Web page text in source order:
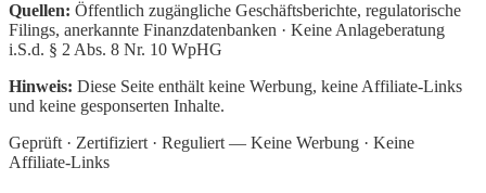
Quellen: Öffentlich zugängliche Geschäftsberichte, regulatorische
Filings, anerkannte Finanzdatenbanken · Keine Anlageberatung
i.S.d. § 2 Abs. 8 Nr. 10 WpHG
Hinweis: Diese Seite enthält keine Werbung, keine Affiliate-Links
und keine gesponserten Inhalte.
Geprüft · Zertifiziert · Reguliert — Keine Werbung · Keine
Affiliate-Links